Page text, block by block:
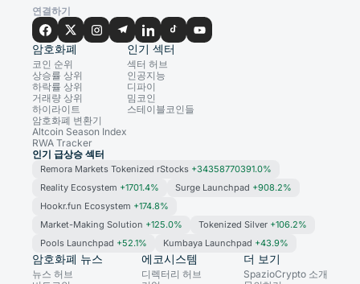
연결하기
암호화폐
코인 순위
상승률 상위
하락률 상위
거래량 상위
하이라이트
암호화폐 변환기
Altcoin Season Index
RWA Tracker
인기 섹터
섹터 허브
인공지능
디파이
밈코인
스테이블코인들
인기 급상승 섹터
Remora Markets Tokenized rStocks +34358770391.0%
Reality Ecosystem +1701.4% Surge Launchpad +908.2%
Hookr.fun Ecosystem +174.8%
Market-Making Solution +125.0% Tokenized Silver +106.2%
Pools Launchpad +52.1% Kumbaya Launchpad +43.9%
암호화폐 뉴스
뉴스 허브
에코시스템
디렉터리 허브
더 보기
SpazioCrypto 소개